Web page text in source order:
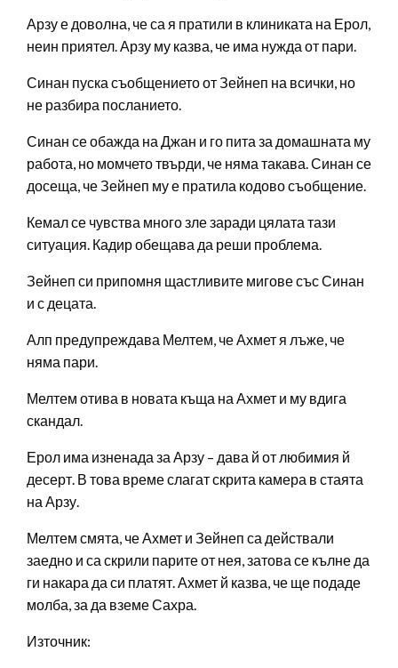
Арзу е доволна, че са я пратили в клиниката на Ерол,
неин приятел. Арзу му казва, че има нужда от пари.
Синан пуска съобщението от Зейнеп на всички, но
не разбира посланието.
Синан се обажда на Джан и го пита за домашната му
работа, но момчето твърди, че няма такава. Синан се
досеща, че Зейнеп му е пратила кодово съобщение.
Кемал се чувства много зле заради цялата тази
ситуация. Кадир обещава да реши проблема.
Зейнеп си припомня щастливите мигове със Синан
и с децата.
Алп предупреждава Мелтем, че Ахмет я лъже, че
няма пари.
Мелтем отива в новата къща на Ахмет и му вдига
скандал.
Ерол има изненада за Арзу – дава й от любимия й
десерт. В това време слагат скрита камера в стаята
на Арзу.
Мелтем смята, че Ахмет и Зейнеп са действали
заедно и са скрили парите от нея, затова се кълне да
ги накара да си платят. Ахмет й казва, че ще подаде
молба, за да вземе Сахра.
Източник: